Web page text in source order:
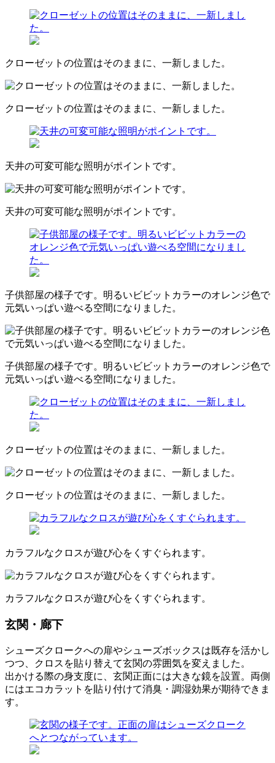
クローゼットの位置はそのままに、一新しました。
クローゼットの位置はそのままに、一新しました。
天井の可変可能な照明がポイントです。
天井の可変可能な照明がポイントです。
子供部屋の様子です。明るいビビットカラーのオレンジ色で
元気いっぱい遊べる空間になりました。
子供部屋の様子です。明るいビビットカラーのオレンジ色で
元気いっぱい遊べる空間になりました。
クローゼットの位置はそのままに、一新しました。
クローゼットの位置はそのままに、一新しました。
カラフルなクロスが遊び心をくすぐられます。
カラフルなクロスが遊び心をくすぐられます。
玄関・廊下
シューズクロークへの扉やシューズボックスは既存を活かし
つつ、クロスを貼り替えて玄関の雰囲気を変えました。
出かける際の身支度に、玄関正面には大きな鏡を設置。両側
にはエコカラットを貼り付けて消臭・調湿効果が期待できま
す。